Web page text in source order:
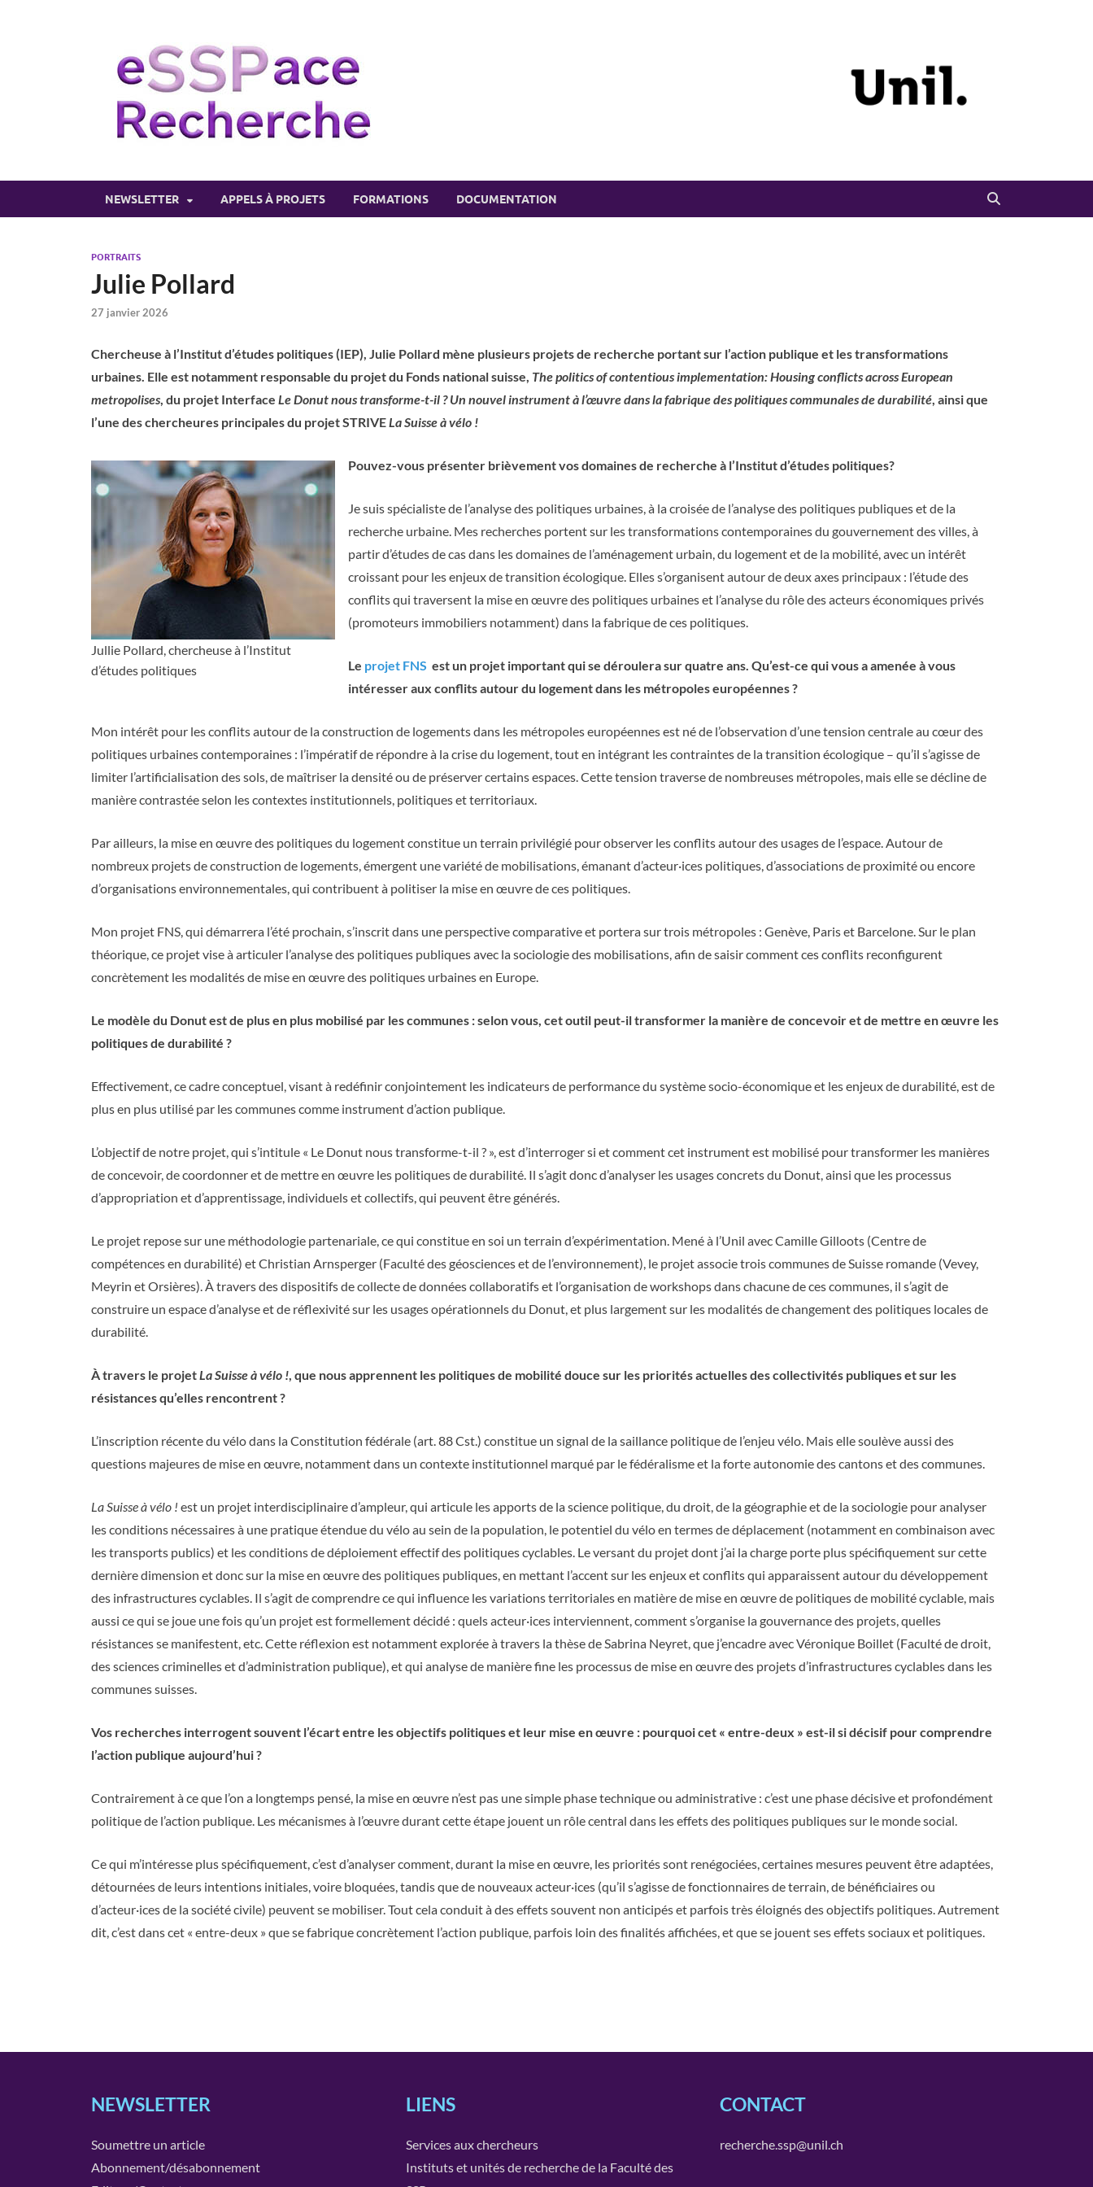
NEWSLETTER APPELS À PROJETS FORMATIONS DOCUMENTATION
PORTRAITS
Julie Pollard
27 janvier 2026
Chercheuse à l’Institut d’études politiques (IEP), Julie Pollard mène plusieurs projets de recherche portant sur l’action publique et les transformations
urbaines. Elle est notamment responsable du projet du Fonds national suisse, The politics of contentious implementation: Housing conflicts across European
metropolises, du projet Interface Le Donut nous transforme-t-il ? Un nouvel instrument à l’œuvre dans la fabrique des politiques communales de durabilité, ainsi que
l’une des chercheures principales du projet STRIVELa Suisse à vélo !
Jullie Pollard, chercheuse à l’Institut
d’études politiques
Pouvez-vous présenter brièvement vos domaines de recherche à l’Institut d’études politiques?
Je suis spécialiste de l’analyse des politiques urbaines, à la croisée de l’analyse des politiques publiques et de la
recherche urbaine. Mes recherches portent sur les transformations contemporaines du gouvernement des villes, à
partir d’études de cas dans les domaines de l’aménagement urbain, du logement et de la mobilité, avec un intérêt
croissant pour les enjeux de transition écologique. Elles s’organisent autour de deux axes principaux : l’étude des
conflits qui traversent la mise en œuvre des politiques urbaines et l’analyse du rôle des acteurs économiques privés
(promoteurs immobiliers notamment) dans la fabrique de ces politiques.
Le projet FNS est un projet important qui se déroulera sur quatre ans. Qu’est-ce qui vous a amenée à vous
intéresser aux conflits autour du logement dans les métropoles européennes ?
Mon intérêt pour les conflits autour de la construction de logements dans les métropoles européennes est né de l’observation d’une tension centrale au cœur des
politiques urbaines contemporaines : l’impératif de répondre à la crise du logement, tout en intégrant les contraintes de la transition écologique – qu’il s’agisse de
limiter l’artificialisation des sols, de maîtriser la densité ou de préserver certains espaces. Cette tension traverse de nombreuses métropoles, mais elle se décline de
manière contrastée selon les contextes institutionnels, politiques et territoriaux.
Par ailleurs, la mise en œuvre des politiques du logement constitue un terrain privilégié pour observer les conflits autour des usages de l’espace. Autour de
nombreux projets de construction de logements, émergent une variété de mobilisations, émanant d’acteur·ices politiques, d’associations de proximité ou encore
d’organisations environnementales, qui contribuent à politiser la mise en œuvre de ces politiques.
Mon projet FNS, qui démarrera l’été prochain, s’inscrit dans une perspective comparative et portera sur trois métropoles : Genève, Paris et Barcelone. Sur le plan
théorique, ce projet vise à articuler l’analyse des politiques publiques avec la sociologie des mobilisations, afin de saisir comment ces conflits reconfigurent
concrètement les modalités de mise en œuvre des politiques urbaines en Europe.
Le modèle du Donut est de plus en plus mobilisé par les communes : selon vous, cet outil peut-il transformer la manière de concevoir et de mettre en œuvre les
politiques de durabilité ?
Effectivement, ce cadre conceptuel, visant à redéfinir conjointement les indicateurs de performance du système socio-économique et les enjeux de durabilité, est de
plus en plus utilisé par les communes comme instrument d’action publique.
L’objectif de notre projet, qui s’intitule « Le Donut nous transforme-t-il ? », est d’interroger si et comment cet instrument est mobilisé pour transformer les manières
de concevoir, de coordonner et de mettre en œuvre les politiques de durabilité. Il s’agit donc d’analyser les usages concrets du Donut, ainsi que les processus
d’appropriation et d’apprentissage, individuels et collectifs, qui peuvent être générés.
Le projet repose sur une méthodologie partenariale, ce qui constitue en soi un terrain d’expérimentation. Mené à l’Unil avec Camille Gilloots (Centre de
compétences en durabilité) et Christian Arnsperger (Faculté des géosciences et de l’environnement), le projet associe trois communes de Suisse romande (Vevey,
Meyrin et Orsières). À travers des dispositifs de collecte de données collaboratifs et l’organisation de workshops dans chacune de ces communes, il s’agit de
construire un espace d’analyse et de réflexivité sur les usages opérationnels du Donut, et plus largement sur les modalités de changement des politiques locales de
durabilité.
À travers le projetLa Suisse à vélo !, que nous apprennent les politiques de mobilité douce sur les priorités actuelles des collectivités publiques et sur les
résistances qu’elles rencontrent ?
L’inscription récente du vélo dans la Constitution fédérale (art. 88 Cst.) constitue un signal de la saillance politique de l’enjeu vélo. Mais elle soulève aussi des
questions majeures de mise en œuvre, notamment dans un contexte institutionnel marqué par le fédéralisme et la forte autonomie des cantons et des communes.
La Suisse à vélo ! est un projet interdisciplinaire d’ampleur, qui articule les apports de la science politique, du droit, de la géographie et de la sociologie pour analyser
les conditions nécessaires à une pratique étendue du vélo au sein de la population, le potentiel du vélo en termes de déplacement (notamment en combinaison avec
les transports publics) et les conditions de déploiement effectif des politiques cyclables. Le versant du projet dont j’ai la charge porte plus spécifiquement sur cette
dernière dimension et donc sur la mise en œuvre des politiques publiques, en mettant l’accent sur les enjeux et conflits qui apparaissent autour du développement
des infrastructures cyclables. Il s’agit de comprendre ce qui influence les variations territoriales en matière de mise en œuvre de politiques de mobilité cyclable, mais
aussi ce qui se joue une fois qu’un projet est formellement décidé : quels acteur·ices interviennent, comment s’organise la gouvernance des projets, quelles
résistances se manifestent, etc. Cette réflexion est notamment explorée à travers la thèse de Sabrina Neyret, que j’encadre avec Véronique Boillet (Faculté de droit,
des sciences criminelles et d’administration publique), et qui analyse de manière fine les processus de mise en œuvre des projets d’infrastructures cyclables dans les
communes suisses.
Vos recherches interrogent souvent l’écart entre les objectifs politiques et leur mise en œuvre : pourquoi cet « entre-deux » est-il si décisif pour comprendre
l’action publique aujourd’hui ?
Contrairement à ce que l’on a longtemps pensé, la mise en œuvre n’est pas une simple phase technique ou administrative : c’est une phase décisive et profondément
politique de l’action publique. Les mécanismes à l’œuvre durant cette étape jouent un rôle central dans les effets des politiques publiques sur le monde social.
Ce qui m’intéresse plus spécifiquement, c’est d’analyser comment, durant la mise en œuvre, les priorités sont renégociées, certaines mesures peuvent être adaptées,
détournées de leurs intentions initiales, voire bloquées, tandis que de nouveaux acteur·ices (qu’il s’agisse de fonctionnaires de terrain, de bénéficiaires ou
d’acteur·ices de la société civile) peuvent se mobiliser. Tout cela conduit à des effets souvent non anticipés et parfois très éloignés des objectifs politiques. Autrement
dit, c’est dans cet « entre-deux » que se fabrique concrètement l’action publique, parfois loin des finalités affichées, et que se jouent ses effets sociaux et politiques.
NEWSLETTER
Soumettre un article
Abonnement/désabonnement
LIENS
Services aux chercheurs
Instituts et unités de recherche de la Faculté des
CONTACT
recherche.ssp@unil.ch